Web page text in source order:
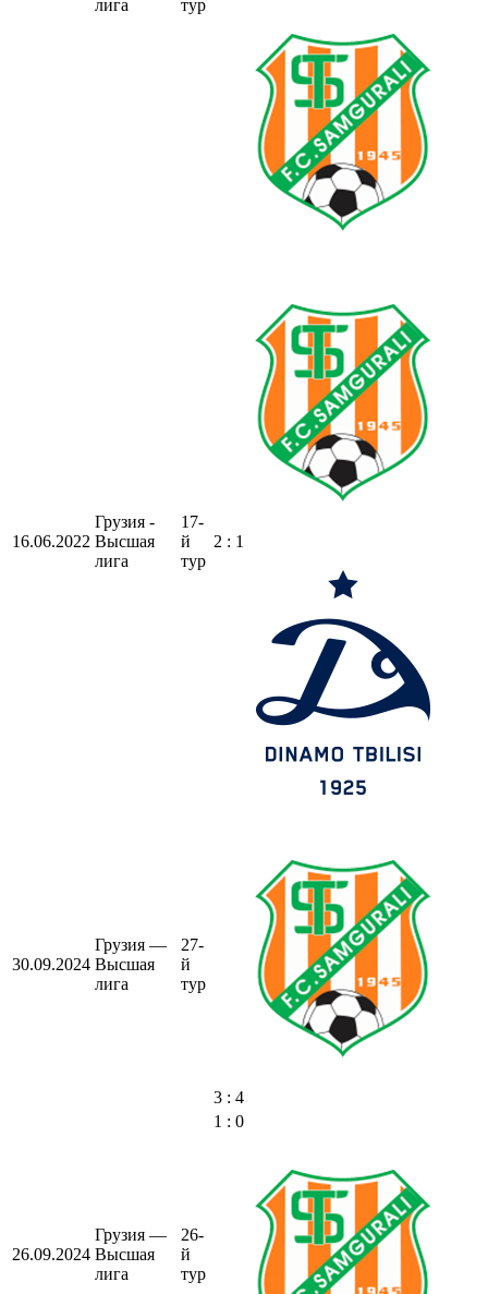
лига тур
16.06.2022
Грузия -
Высшая
лига
17-
й
тур
2 : 1
30.09.2024
Грузия —
Высшая
лига
27-
й
тур
3 : 4
26.09.2024
Грузия —
Высшая
лига
26-
й
тур
1 : 0